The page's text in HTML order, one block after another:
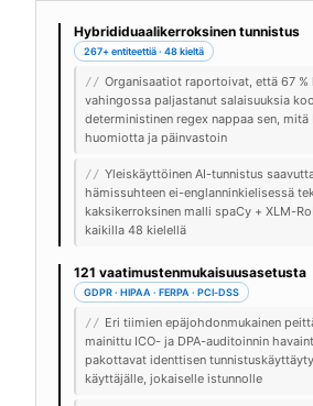
Hybrididuaalikerroksinen tunnistus
267+ entiteettiä · 48 kieltä
// Organisaatiot raportoivat, että 67
vahingossa paljastanut salaisuuksia
deterministinen regex nappaa sen, mitä
huomiotta ja päinvastoin
// Yleiskäyttöinen AI-tunnistus
hämissuhteen ei-englanninkielisessä
kaksikerroksinen malli spaCy + XLM-
kaikilla 48 kielellä
121 vaatimustenmukaisuusasetusta
GDPR · HIPAA · FERPA · PCI-DSS
// Eri tiimien epäjohdonmukainen
mainittu ICO- ja DPA-auditoinnin
pakottavat identtisen
käyttäjälle, jokaiselle istunnolle